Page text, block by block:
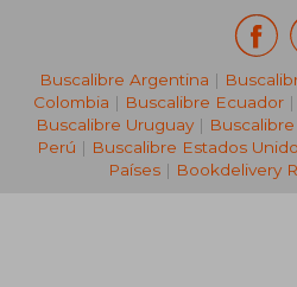
Buscalibre Argentina |
Colombia | Buscalibre Ecuador |
Buscalibre Uruguay|
Perú | Buscalibre Estados
Países | Bookdelivery